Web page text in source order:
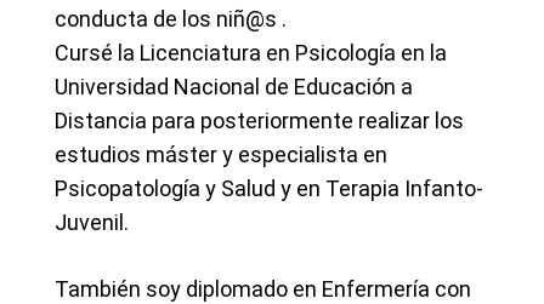
conducta de los niñ@s .
Cursé la Licenciatura en Psicología en la
Universidad Nacional de Educación a
Distancia para posteriormente realizar los
estudios máster y especialista en
Psicopatología y Salud y en Terapia Infanto-
Juvenil.
También soy diplomado en Enfermería con